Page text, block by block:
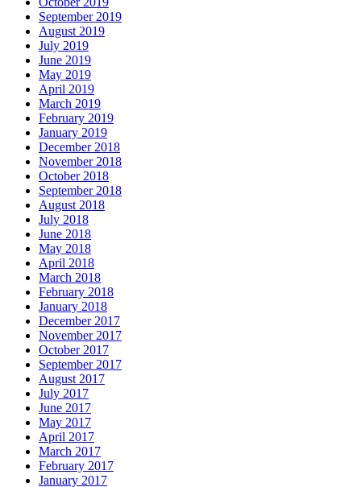
September 2019
August 2019
July 2019
June 2019
May 2019
April 2019
March 2019
February 2019
January 2019
December 2018
November 2018
October 2018
September 2018
August 2018
July 2018
June 2018
May 2018
April 2018
March 2018
February 2018
January 2018
December 2017
November 2017
October 2017
September 2017
August 2017
July 2017
June 2017
May 2017
April 2017
March 2017
February 2017
January 2017